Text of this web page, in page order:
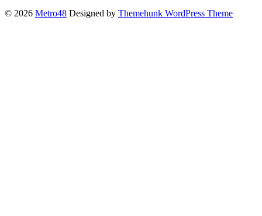
© 2026 Metro48 Designed by Themehunk WordPress Theme